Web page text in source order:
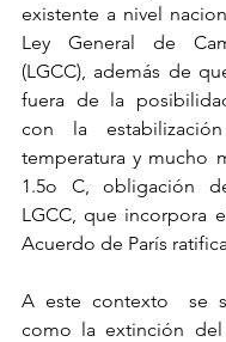
existente a nivel
Ley General de
(LGCC), además de
fuera de la
con la
temperatura y mucho
1.5o C, obligación
LGCC, que incorpora
A este contexto  se
como la extinción